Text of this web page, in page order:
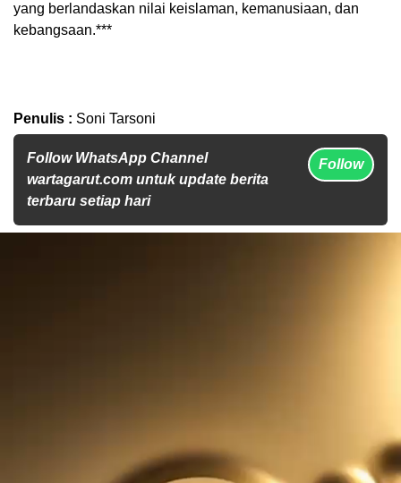
yang berlandaskan nilai keislaman, kemanusiaan, dan
kebangsaan.***
Penulis : Soni Tarsoni
Follow WhatsApp Channel
wartagarut.com untuk update berita
terbaru setiap hari
Follow